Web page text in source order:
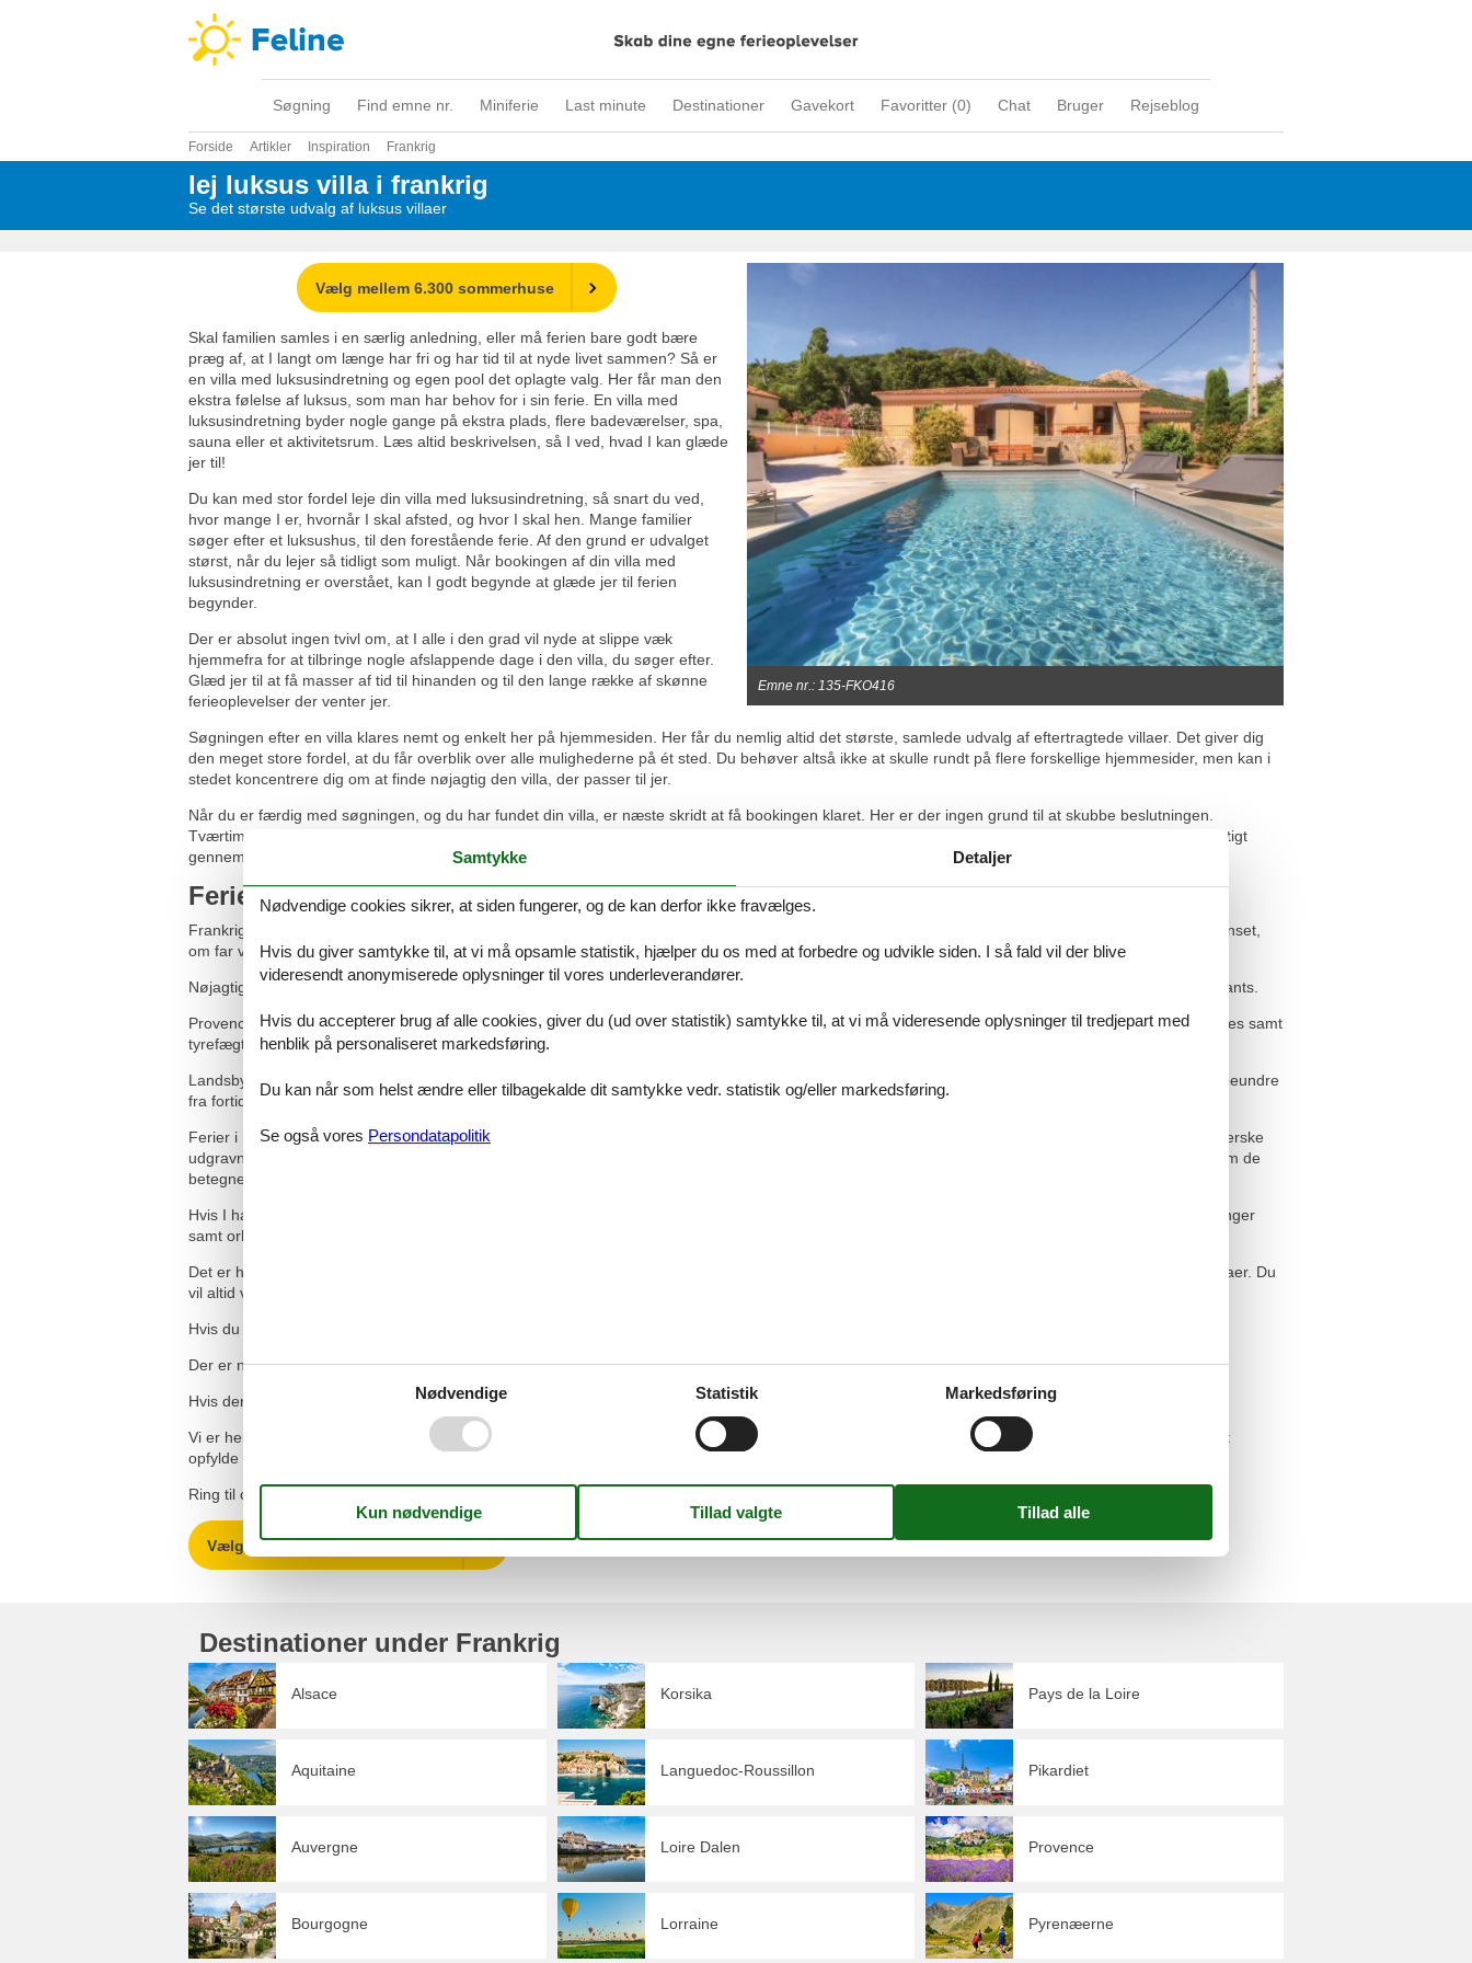
Søgning Find emne nr. Miniferie Last minute Destinationer Gavekort Favoritter (0) Chat Bruger Rejseblog
Forside Artikler Inspiration Frankrig
lej luksus villa i frankrig
Se det største udvalg af luksus villaer
Vælg mellem 6.300 sommerhuse
Emne nr.: 135-FKO416
Skal familien samles i en særlig anledning, eller må ferien bare godt bære
præg af, at I langt om længe har fri og har tid til at nyde livet sammen? Så er
en villa med luksusindretning og egen pool det oplagte valg. Her får man den
ekstra følelse af luksus, som man har behov for i sin ferie. En villa med
luksusindretning byder nogle gange på ekstra plads, flere badeværelser, spa,
sauna eller et aktivitetsrum. Læs altid beskrivelsen, så I ved, hvad I kan glæde
jer til!
Du kan med stor fordel leje din villa med luksusindretning, så snart du ved,
hvor mange I er, hvornår I skal afsted, og hvor I skal hen. Mange familier
søger efter et luksushus, til den forestående ferie. Af den grund er udvalget
størst, når du lejer så tidligt som muligt. Når bookingen af din villa med
luksusindretning er overstået, kan I godt begynde at glæde jer til ferien
begynder.
Der er absolut ingen tvivl om, at I alle i den grad vil nyde at slippe væk
hjemmefra for at tilbringe nogle afslappende dage i den villa, du søger efter.
Glæd jer til at få masser af tid til hinanden og til den lange række af skønne
ferieoplevelser der venter jer.
Søgningen efter en villa klares nemt og enkelt her på hjemmesiden. Her får du nemlig altid det største, samlede udvalg af eftertragtede villaer. Det giver dig
den meget store fordel, at du får overblik over alle mulighederne på ét sted. Du behøver altså ikke at skulle rundt på flere forskellige hjemmesider, men kan i
stedet koncentrere dig om at finde nøjagtig den villa, der passer til jer.
Når du er færdig med søgningen, og du har fundet din villa, er næste skridt at få bookingen klaret. Her er der ingen grund til at skubbe beslutningen.
Tværtimod er det vigtigt at du får bookingen på plads, sådan at den villa, du foretrækker, også er til jeres rådighed i jeres ferie. Selve bookingen er hurtigt
gennemført, for den foregår nemt og enkelt online.
Ferieoplevelserne venter - se hvad I bl.a. kan opleve:
Frankrig landet af kærlighed, mode, gourmet og vand, men det forskelligartet landskab, gør også landet til en drømmedestination for hele familien. Uanset,
om far vil fiske, mor vil shoppe, børnene vil lege på stranden eller teenagerne der vil hænge ud, så har Frankrig noget for enhver smag.
Nøjagtig som filmmottoet "Velkommen til Ch'tis" er Département Nord en fantastisk feriedestination. Ikke kun børn bliver begejstret over de enorme Giants.
Provence-Alpes-Côte-d'Azur tilbyder en masse kunst og kultur. Et besøg på det romerske teater fra det 1. århundrede i Orange eller i amfiteateret i Arles samt
tyrefægtning er højdepunkterne i regionen.
Landsbyen Troglodytique de Rochemenier nær Saumur er en oplevelse for både store og små, selv i dårligt vejr. Her i hulebyen er der mange ting at beundre
fra fortiden.
Ferier i Provence-Alpes-Côte-d'Azur regionen er ferier midt i en begivenhedsrig historie. Tag på en rejse gennem tiden med jeres børn: besøg de romerske
udgravninger i Vaison-les-Romains og tag efterfølgende en tur til Mont Ventoux, hvor mange Tour de France cyklister er plagede af de 1912 meter, som de
betegner som en rejse fra romertiden til et futurisk forekommende månelandskab.
Hvis I har lyst, kan I strejfe rundt i Provence-Alpes-Côte-d'Azur og udforske det unikke landskab. Med lidt held kan I se både skildpadder, firben og slanger
samt orkideer ved Massif des Maures.
Det er helt afgørende for os, at du er 100% tryg ved at booke din villa hos os, og at du betaler den billigste lejepris. Derfor er der prisgaranti på alle villaer. Du
vil altid være dækket af den, når du lejer din villa hos os.
Hvis du finder den villa, du har lejet, til en lavere pris andet steds, udbetaler vi differencen til dig.
Der er nogle betingelser, som skal være opfyldt, for at udnytte vores prisgaranti. Du kan læse betingelserne pådenne side.
Hvis der er noget, du er i tvivl om, eller du sidder tilbage med spørgsmål eller specielle ønsker, så kontakt os endelig.
Vi er her for dig og er altid klar til at svare på de spørgsmål, du måtte have. Hvis du har særlige ønsker til den villa, du kigger efter, forsøger vi gerne at
opfylde dem.
Ring til os på (+45) 8724 2251 eller send en mail til info@feline.dk, så tager vi os af din henvendelse snarest muligt.
Vælg mellem 6.300 sommerhuse
Destinationer under Frankrig
Alsace
Aquitaine
Auvergne
Bourgogne
Korsika
Languedoc-Roussillon
Loire Dalen
Lorraine
Pays de la Loire
Pikardiet
Provence
Pyrenæerne
Samtykke Detaljer
Nødvendige cookies sikrer, at siden fungerer, og de kan derfor ikke fravælges.
Hvis du giver samtykke til, at vi må opsamle statistik, hjælper du os med at forbedre og udvikle siden. I så fald vil der blive
videresendt anonymiserede oplysninger til vores underleverandører.
Hvis du accepterer brug af alle cookies, giver du (ud over statistik) samtykke til, at vi må videresende oplysninger til tredjepart med
henblik på personaliseret markedsføring.
Du kan når som helst ændre eller tilbagekalde dit samtykke vedr. statistik og/eller markedsføring.
Se også vores Persondatapolitik
Nødvendige Statistik Markedsføring